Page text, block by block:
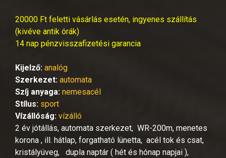
20000 Ft feletti vásárlás esetén, ingyenes szállítás
(kivéve antik órák)
14 nap pénzvisszafizetési garancia
Kijelző: analóg
Szerkezet: automata
Szíj anyaga: nemesacél
Stílus: sport
Vízállóság: vízálló
2 év jótállás, automata szerkezet, WR-200m, menetes
korona , ill. hátlap, forgatható lünetta, acél tok és csat,
kristályüveg, dupla naptár ( hét és hónap napjai ),